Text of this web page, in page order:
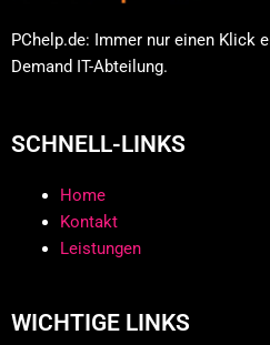
PChelp.de: Immer nur einen Klick
Demand IT-Abteilung.
SCHNELL-LINKS
Home
Kontakt
Leistungen
WICHTIGE LINKS